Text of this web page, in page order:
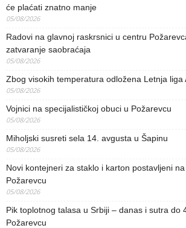
će plaćati znatno manje
05/08/2026
Radovi na glavnoj raskrsnici u centru
zatvaranje saobraćaja
05/08/2026
Zbog visokih temperatura odložena Letnja liga
05/08/2026
Vojnici na specijalističkoj obuci u Požarevcu
05/08/2026
Miholjski susreti sela 14. avgusta u Šapinu
05/08/2026
Novi kontejneri za staklo i karton postavljeni
Požarevcu
05/08/2026
Pik toplotnog talasa u Srbiji – danas i sutra do
Požarevcu